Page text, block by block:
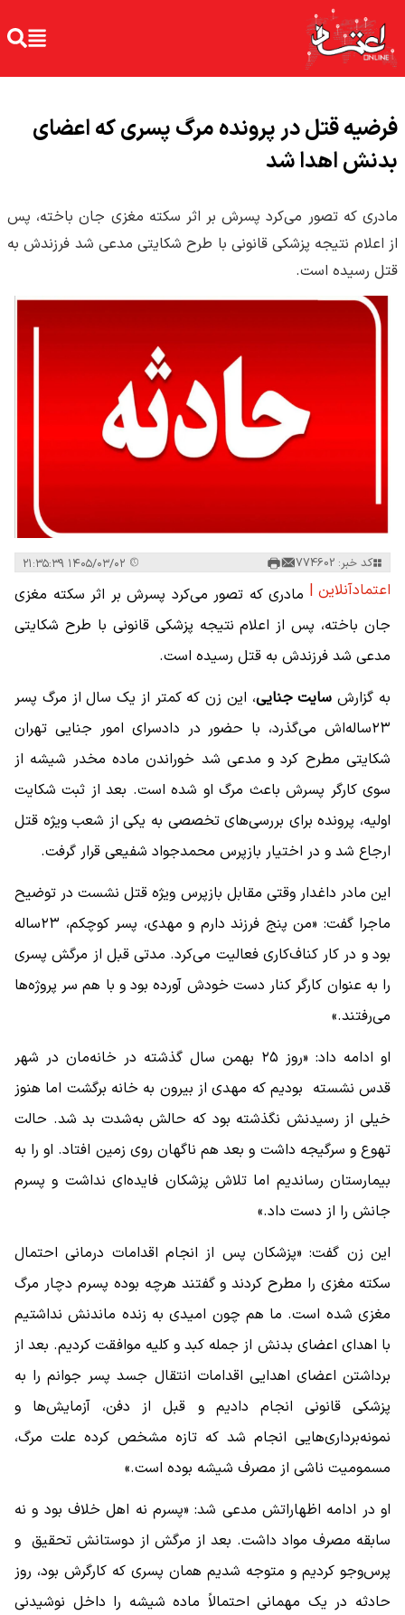
فرضیه قتل در پرونده مرگ پسری که اعضای
بدنش اهدا شد
مادری که تصور می‌کرد پسرش بر اثر سکته مغزی جان باخته، پس
از اعلام نتیجه پزشکی قانونی با طرح شکایتی مدعی شد فرزندش به
قتل رسیده است.
کد خبر: 774602
اعتمادآنلاین | مادری که تصور می‌کرد پسرش بر اثر سکته مغزی
جان باخته، پس از اعلام نتیجه پزشکی قانونی با طرح شکایتی
مدعی شد فرزندش به قتل رسیده است.
به گزارش سایت جنایی، این زن که کمتر از یک سال از مرگ پسر
۲۳ساله‌اش می‌گذرد، با حضور در دادسرای امور جنایی تهران
شکایتی مطرح کرد و مدعی شد خوراندن ماده مخدر شیشه از
سوی کارگر پسرش باعث مرگ او شده است. بعد از ثبت شکایت
اولیه، پرونده برای بررسی‌های تخصصی به یکی از شعب ویژه قتل
ارجاع شد و در اختیار بازپرس محمدجواد شفیعی قرار گرفت.
این مادر داغدار وقتی مقابل بازپرس ویژه قتل نشست در توضیح
ماجرا گفت: «من پنج فرزند دارم و مهدی، پسر کوچکم، ۲۳ساله
بود و در کار کناف‌کاری فعالیت می‌کرد. مدتی قبل از مرگش پسری
را به عنوان کارگر کنار دست خودش آورده بود و با هم سر پروژه‌ها
می‌رفتند.»
او ادامه داد: «روز ۲۵ بهمن سال گذشته در خانه‌مان در شهر
قدس نشسته بودیم که مهدی از بیرون به خانه برگشت اما هنوز
خیلی از رسیدنش نگذشته بود که حالش به‌شدت بد شد. حالت
تهوع و سرگیجه داشت و بعد هم ناگهان روی زمین افتاد. او را به
بیمارستان رساندیم اما تلاش پزشکان فایده‌ای نداشت و پسرم
جانش را از دست داد.»
این زن گفت: «پزشکان پس از انجام اقدامات درمانی احتمال
سکته مغزی را مطرح کردند و گفتند هرچه بوده پسرم دچار مرگ
مغزی شده است. ما هم چون امیدی به زنده ماندنش نداشتیم
با اهدای اعضای بدنش از جمله کبد و کلیه موافقت کردیم. بعد از
برداشتن اعضای اهدایی اقدامات انتقال جسد پسر جوانم را به
پزشکی قانونی انجام دادیم و قبل از دفن، آزمایش‌ها و
نمونه‌برداری‌هایی انجام شد که تازه مشخص کرده علت مرگ،
مسمومیت ناشی از مصرف شیشه بوده است.»
او در ادامه اظهاراتش مدعی شد: «پسرم نه اهل خلاف بود و نه
سابقه مصرف مواد داشت. بعد از مرگش از دوستانش تحقیق و
پرس‌و‌جو کردیم و متوجه شدیم همان پسری که کارگرش بود، روز
حادثه در یک مهمانی احتمالاً ماده شیشه را داخل نوشیدنی